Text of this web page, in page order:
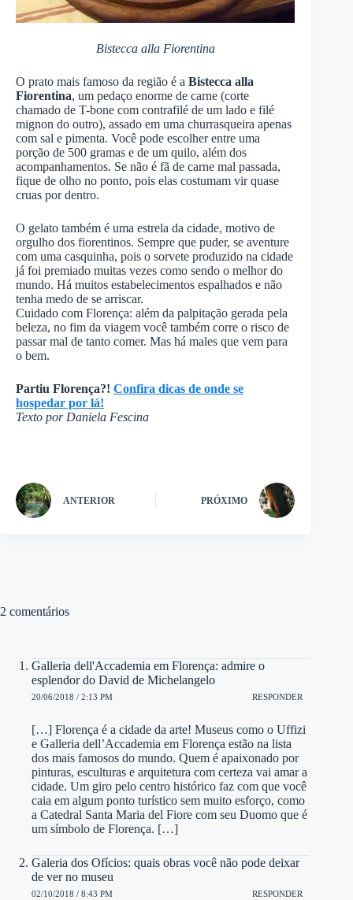
Bistecca alla Fiorentina
O prato mais famoso da região é a Bistecca alla
Fiorentina, um pedaço enorme de carne (corte
chamado de T-bone com contrafilé de um lado e filé
mignon do outro), assado em uma churrasqueira apenas
com sal e pimenta. Você pode escolher entre uma
porção de 500 gramas e de um quilo, além dos
acompanhamentos. Se não é fã de carne mal passada,
fique de olho no ponto, pois elas costumam vir quase
cruas por dentro.
O gelato também é uma estrela da cidade, motivo de
orgulho dos fiorentinos. Sempre que puder, se aventure
com uma casquinha, pois o sorvete produzido na cidade
já foi premiado muitas vezes como sendo o melhor do
mundo. Há muitos estabelecimentos espalhados e não
tenha medo de se arriscar.
Cuidado com Florença: além da palpitação gerada pela
beleza, no fim da viagem você também corre o risco de
passar mal de tanto comer. Mas há males que vem para
o bem.
Partiu Florença?! Confira dicas de onde se
hospedar por lá!
Texto por Daniela Fescina
ANTERIOR PRÓXIMO
2 comentários
Galleria dell'Accademia em Florença: admire o
esplendor do David de Michelangelo
20/06/2018 / 2:13 PM RESPONDER
[…] Florença é a cidade da arte! Museus como o Uffizi
e Galleria dell’Accademia em Florença estão na lista
dos mais famosos do mundo. Quem é apaixonado por
pinturas, esculturas e arquitetura com certeza vai amar a
cidade. Um giro pelo centro histórico faz com que você
caia em algum ponto turístico sem muito esforço, como
a Catedral Santa Maria del Fiore com seu Duomo que é
um símbolo de Florença. […]
Galeria dos Ofícios: quais obras você não pode deixar
de ver no museu
02/10/2018 / 8:43 PM RESPONDER